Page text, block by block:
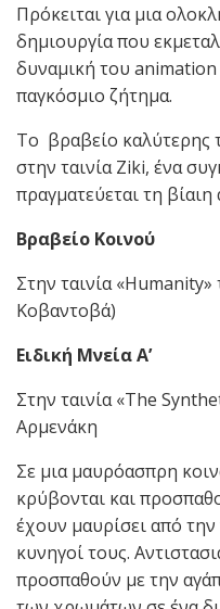
Πρόκειται για μια
δημιουργία που
δυναμική του animation
παγκόσμιο ζήτημα.
Το βραβείο καλύτερης
στην ταινία Ziki, ένα
πραγματεύεται τη
Βραβείο Κοινού
Στην ταινία
Κοβαντοβά)
Ειδική Μνεία Α’
Στην ταινία «The
Αρμενάκη
Σε μια μαυρόασπρη
κρύβονται και
έχουν μαυρίσει από
κυνηγοί τους.
προσπαθούν με την